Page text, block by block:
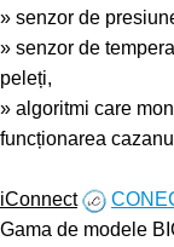
» senzor de
» senzor de
peleți,
» algoritmi care
funcționarea
iConnect
Gama de modele